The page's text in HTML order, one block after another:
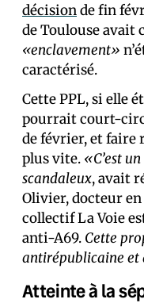
décisionde fin
de Toulouse avait
«enclavement»
caractérisé.
Cette PPL, si elle
pourrait court-
de février, et faire
plus vite. «C’est
scandaleux, avait
Olivier, docteur
collectif La Voie
anti-A69. Cette
antirépublicaine
Atteinte à la